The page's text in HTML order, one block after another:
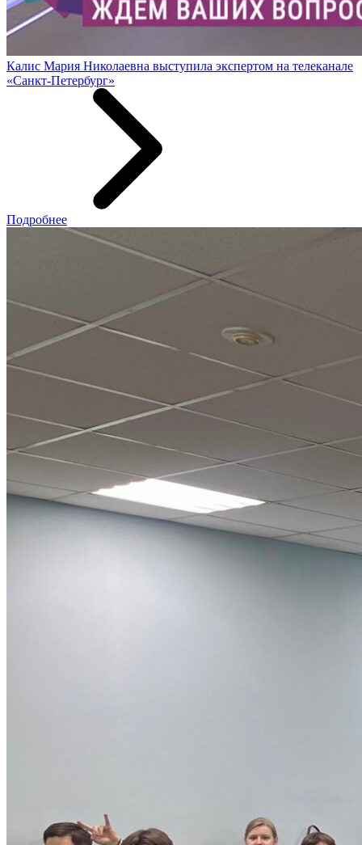
Калис Мария Николаевна выступила экспертом на телеканале
«Санкт-Петербург»
Подробнее